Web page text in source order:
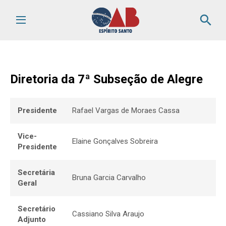
search
Diretoria da 7ª Subseção de Alegre
Presidente Rafael Vargas de Moraes Cassa
Vice-
Presidente
Elaine Gonçalves Sobreira
Secretária
Geral
Bruna Garcia Carvalho
Secretário
Adjunto
Cassiano Silva Araujo